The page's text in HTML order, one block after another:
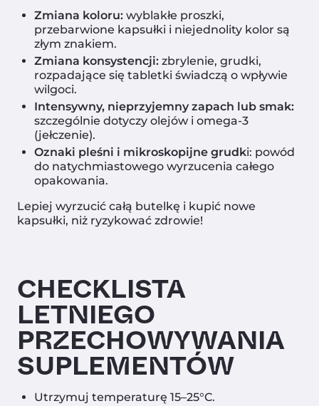
Zmiana koloru: wyblakłe proszki,
przebarwione kapsułki i niejednolity kolor są
złym znakiem.
Zmiana konsystencji: zbrylenie, grudki,
rozpadające się tabletki świadczą o wpływie
wilgoci.
Intensywny, nieprzyjemny zapach lub smak:
szczególnie dotyczy olejów i omega-3
(jełczenie).
Oznaki pleśni i mikroskopijne grudki: powód
do natychmiastowego wyrzucenia całego
opakowania.
Lepiej wyrzucić całą butelkę i kupić nowe
kapsułki, niż ryzykować zdrowie!
CHECKLISTA
LETNIEGO
PRZECHOWYWANIA
SUPLEMENTÓW
Utrzymuj temperaturę 15–25°C.